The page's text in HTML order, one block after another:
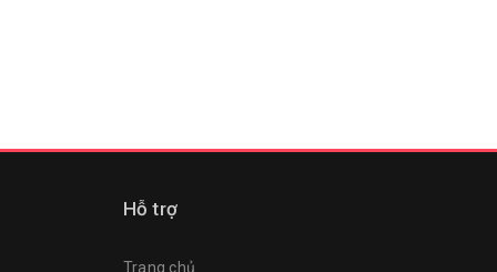
Hỗ trợ
Trang chủ